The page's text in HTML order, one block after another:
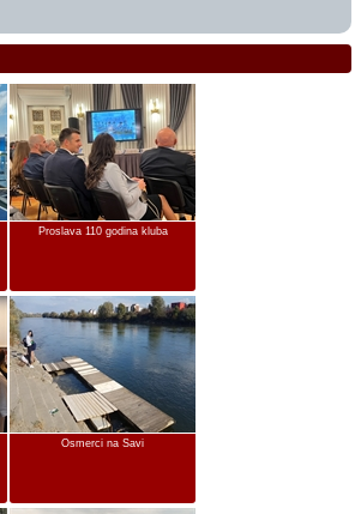
Proslava 110 godina kluba
Osmerci na Savi